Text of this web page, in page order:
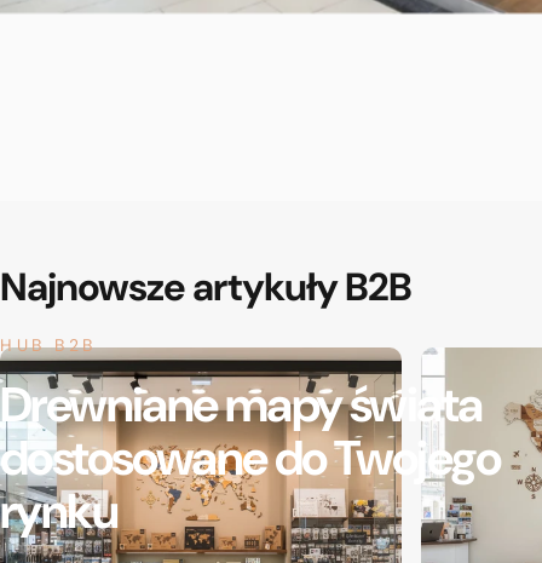
HUB B2B
Drewnianemapyświata
dostosowanedoTwojego
rynku
NajnowszeartykułyB2B